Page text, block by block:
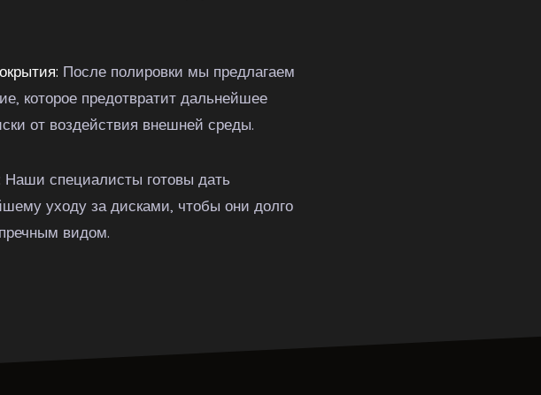
После полировки мы предлагаем
которое предотвратит дальнейшее
от воздействия внешней среды.
Наши специалисты готовы дать
уходу за дисками, чтобы они долго
видом.